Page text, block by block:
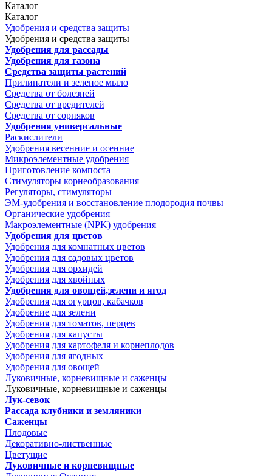
Каталог
Каталог
Удобрения и средства защиты
Удобрения и средства защиты
Удобрения для рассады
Удобрения для газона
Средства защиты растений
Прилипатели и зеленое мыло
Средства от болезней
Средства от вредителей
Средства от сорняков
Удобрения универсальные
Раскислители
Удобрения весенние и осенние
Микроэлементные удобрения
Приготовление компоста
Стимуляторы корнеобразования
Регуляторы, стимуляторы
ЭМ-удобрения и восстановление плодородия почвы
Органические удобрения
Макроэлементные (NPK) удобрения
Удобрения для цветов
Удобрения для комнатных цветов
Удобрения для садовых цветов
Удобрения для орхидей
Удобрения для хвойных
Удобрения для овощей,зелени и ягод
Удобрения для огурцов, кабачков
Удобрение для зелени
Удобрения для томатов, перцев
Удобрения для капусты
Удобрения для картофеля и корнеплодов
Удобрения для ягодных
Удобрения для овощей
Луковичные, корневищные и саженцы
Луковичные, корневищные и саженцы
Лук-севок
Рассада клубники и земляники
Саженцы
Плодовые
Декоративно-лиственные
Цветущие
Луковичные и корневищные